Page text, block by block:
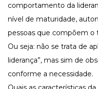
comportamento da
nível de maturidade,
pessoas que compõem o
Ou seja: não se trata de
liderança”, mas sim de
conforme a necessidade.